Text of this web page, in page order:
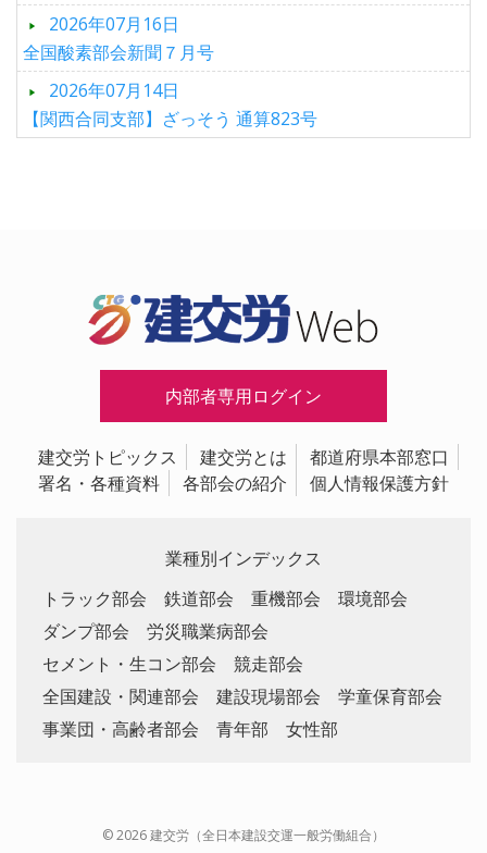
2026年07月16日
全国酸素部会新聞７月号
2026年07月14日
【関西合同支部】ざっそう 通算823号
内部者専用ログイン
建交労トピックス 建交労とは
都道府県本部窓口
署名・各種資料
各部会の紹介 個人情報保護方針
業種別インデックス
トラック部会
鉄道部会 重機部会
環境部会
ダンプ部会
労災職業病部会
セメント・生コン部会
競走部会
全国建設・関連部会
建設現場部会
学童保育部会
事業団・高齢者部会
青年部 女性部
© 2026 建交労（全日本建設交運一般労働組合）